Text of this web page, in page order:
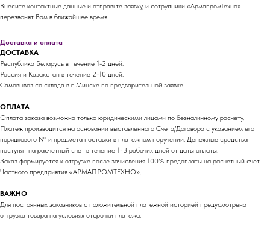
Внесите контактные данные и отправьте заявку, и сотрудники «АрмапромТехно»
перезвонят Вам в ближайшее время.
Доставка и оплата
ДОСТАВКА
Республика Беларусь в течение 1-2 дней.
Россия и Казахстан в течение 2-10 дней.
Самовывоз со склада в г. Минске по предварительной заявке.
ОПЛАТА
Оплата заказа возможна только юридическими лицами по безналичному расчету.
Платеж производится на основании выставленного Счета/Договора с указанием его
порядкового № и предмета поставки в платежном поручении. Денежные средства
поступят на расчетный счет в течение 1-3 рабочих дней от даты оплаты.
Заказ формируется к отгрузке после зачисления 100% предоплаты на расчетный счет
Частного предприятия «АРМАПРОМТЕХНО».
ВАЖНО
Для постоянных заказчиков с положительной платежной историей предусмотрена
отгрузка товара на условиях отсрочки платежа.